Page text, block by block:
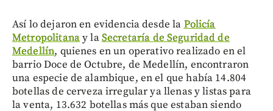
Así lo dejaron en evidencia desde la Policía
Metropolitanay laSecretaría de Seguridad de
Medellín, quienes en un operativo realizado en el
barrio Doce de Octubre, de Medellín, encontraron
una especie de alambique, en el que había 14.804
botellas de cerveza irregular ya llenas y listas para
la venta, 13.632 botellas más que estaban siendo